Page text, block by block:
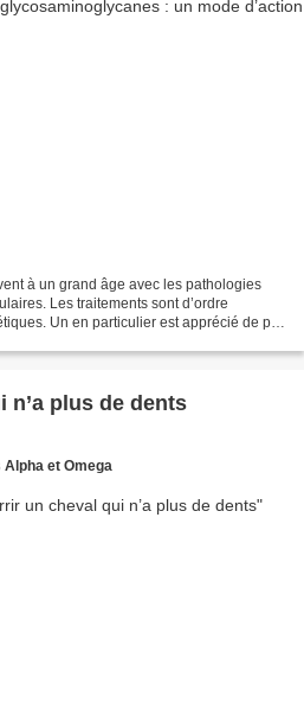
à un grand âge avec les pathologies
Les traitements sont d’ordre
Un en particulier est apprécié de par
n’a plus de dents
et Omega